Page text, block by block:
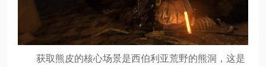
获取熊皮的核心场景是西伯利亚荒野的熊洞，这是